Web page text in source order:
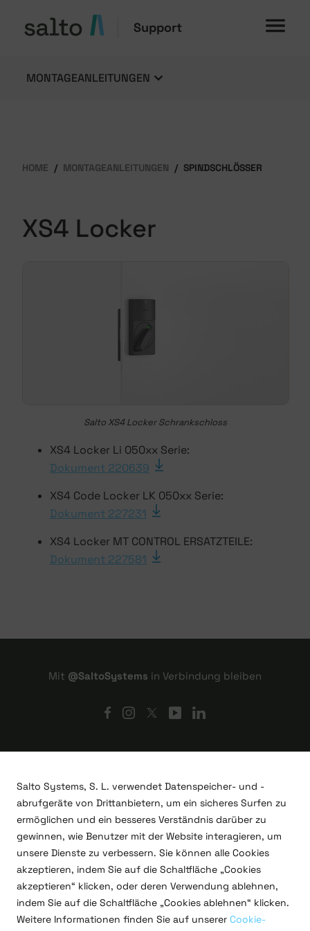
Support
MONTAGEANLEITUNGEN
HOME MONTAGEANLEITUNGEN SPINDSCHLÖSSER
XS4 Locker
Salto XS4 Locker Schrankschloss
XS4 Locker Li 050xx Serie:
Dokument 220639
XS4 Code Locker LK 050xx Serie:
Dokument 227231
XS4 Locker MT CONTROL ERSATZTEILE:
Dokument 227581
Mit @SaltoSystems in Verbindung bleiben
F&E-Projekte
Rechtliches
Salto Systems, S. L. verwendet Datenspeicher- und -
abrufgeräte von Drittanbietern, um ein sicheres Surfen zu
ermöglichen und ein besseres Verständnis darüber zu
gewinnen, wie Benutzer mit der Website interagieren, um
unsere Dienste zu verbessern. Sie können alle Cookies
akzeptieren, indem Sie auf die Schaltfläche „Cookies
akzeptieren“ klicken, oder deren Verwendung ablehnen,
indem Sie auf die Schaltfläche „Cookies ablehnen“ klicken.
Weitere Informationen finden Sie auf unserer Cookie-